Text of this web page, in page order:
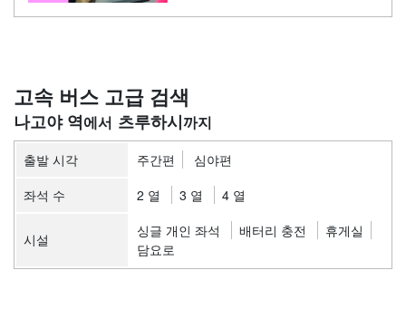
고속 버스 고급 검색
나고야 역 츠루하시
출발 시각 주간편
심야편
좌석 수
2 열 3 열 4 열
시설 싱글 개인 좌석 배터리 충전
휴게실
담요로